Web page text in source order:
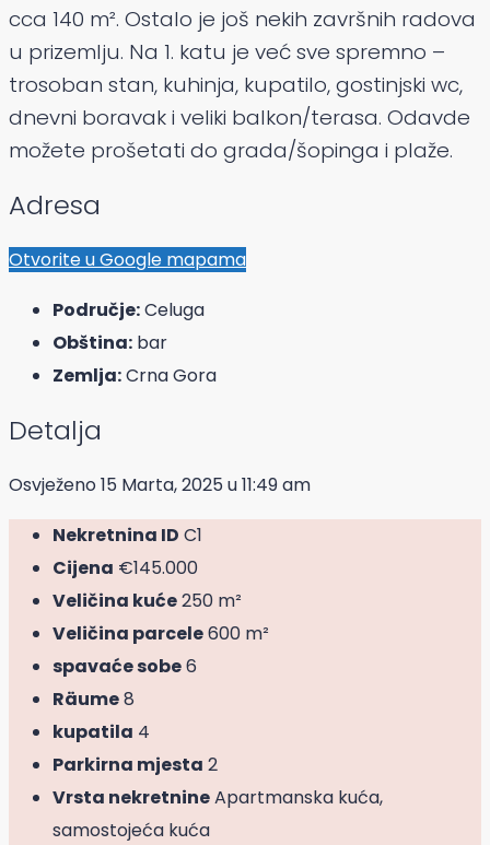
cca 140 m². Ostalo je još nekih završnih radova
u prizemlju. Na 1. katu je već sve spremno –
trosoban stan, kuhinja, kupatilo, gostinjski wc,
dnevni boravak i veliki balkon/terasa. Odavde
možete prošetati do grada/šopinga i plaže.
Adresa
Otvorite u Google mapama
Područje:Celuga
Obština: bar
Zemlja:Crna Gora
Detalja
Osvježeno 15 Marta, 2025 u 11:49 am
Nekretnina ID C1
Cijena €145.000
Veličina kuće250 m²
Veličina parcele600 m²
spavaće sobe6
Räume8
kupatila 4
Parkirna mjesta 2
Vrsta nekretnineApartmanska kuća,
samostojeća kuća